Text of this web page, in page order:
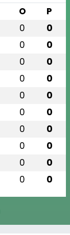
O P
0 0
0 0
0 0
0 0
0 0
0 0
0 0
0 0
0 0
0 0